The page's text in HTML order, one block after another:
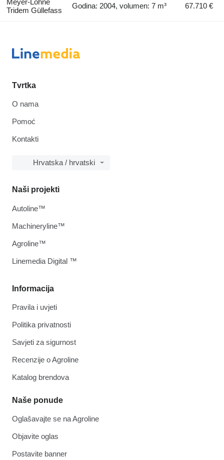
Tridem Güllefass
Godina: 2004, volumen: 7 m³ 67.710 €
Tvrtka
O nama
Pomoć
Kontakti
Hrvatska / hrvatski
Informacija
Pravila i uvjeti
Politika privatnosti
Savjeti za sigurnost
Recenzije o Agroline
Katalog brendova
Naše ponude
Oglašavajte se na Agroline
Objavite oglas
Postavite banner
Naši projekti
Autoline™
Machineryline™
Agroline™
Linemedia Digital ™